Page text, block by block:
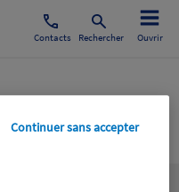
Contacts Rechercher Ouvrir
Continuer sans accepter